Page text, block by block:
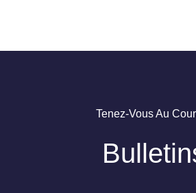
Tenez-Vous Au